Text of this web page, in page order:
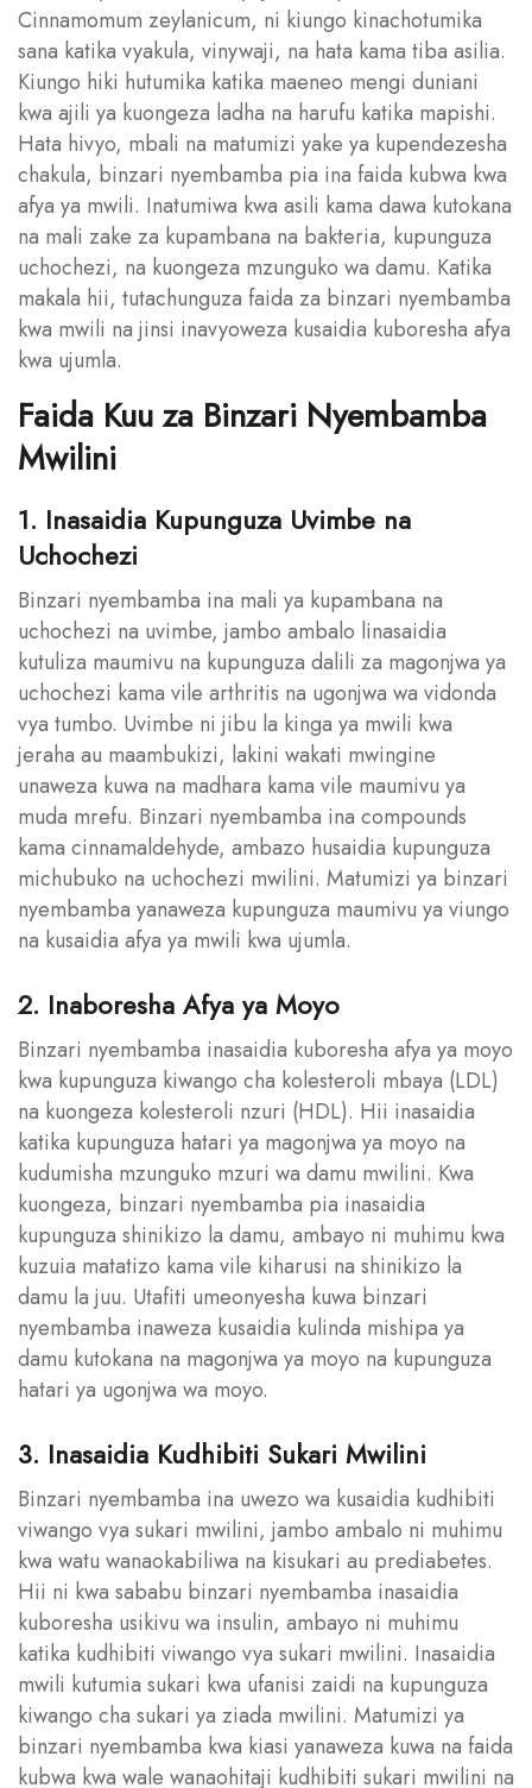
Cinnamomum zeylanicum, ni kiungo kinachotumika
sana katika vyakula, vinywaji, na hata kama tiba asilia.
Kiungo hiki hutumika katika maeneo mengi duniani
kwa ajili ya kuongeza ladha na harufu katika mapishi.
Hata hivyo, mbali na matumizi yake ya kupendezesha
chakula, binzari nyembamba pia ina faida kubwa kwa
afya ya mwili. Inatumiwa kwa asili kama dawa kutokana
na mali zake za kupambana na bakteria, kupunguza
uchochezi, na kuongeza mzunguko wa damu. Katika
makala hii, tutachunguza faida za binzari nyembamba
kwa mwili na jinsi inavyoweza kusaidia kuboresha afya
kwa ujumla.
Faida Kuu za Binzari Nyembamba
Mwilini
1. Inasaidia Kupunguza Uvimbe na
Uchochezi
Binzari nyembamba ina mali ya kupambana na
uchochezi na uvimbe, jambo ambalo linasaidia
kutuliza maumivu na kupunguza dalili za magonjwa ya
uchochezi kama vile arthritis na ugonjwa wa vidonda
vya tumbo. Uvimbe ni jibu la kinga ya mwili kwa
jeraha au maambukizi, lakini wakati mwingine
unaweza kuwa na madhara kama vile maumivu ya
muda mrefu. Binzari nyembamba ina compounds
kama cinnamaldehyde, ambazo husaidia kupunguza
michubuko na uchochezi mwilini. Matumizi ya binzari
nyembamba yanaweza kupunguza maumivu ya viungo
na kusaidia afya ya mwili kwa ujumla.
2. Inaboresha Afya ya Moyo
Binzari nyembamba inasaidia kuboresha afya ya moyo
kwa kupunguza kiwango cha kolesteroli mbaya (LDL)
na kuongeza kolesteroli nzuri (HDL). Hii inasaidia
katika kupunguza hatari ya magonjwa ya moyo na
kudumisha mzunguko mzuri wa damu mwilini. Kwa
kuongeza, binzari nyembamba pia inasaidia
kupunguza shinikizo la damu, ambayo ni muhimu kwa
kuzuia matatizo kama vile kiharusi na shinikizo la
damu la juu. Utafiti umeonyesha kuwa binzari
nyembamba inaweza kusaidia kulinda mishipa ya
damu kutokana na magonjwa ya moyo na kupunguza
hatari ya ugonjwa wa moyo.
3. Inasaidia Kudhibiti Sukari Mwilini
Binzari nyembamba ina uwezo wa kusaidia kudhibiti
viwango vya sukari mwilini, jambo ambalo ni muhimu
kwa watu wanaokabiliwa na kisukari au prediabetes.
Hii ni kwa sababu binzari nyembamba inasaidia
kuboresha usikivu wa insulin, ambayo ni muhimu
katika kudhibiti viwango vya sukari mwilini. Inasaidia
mwili kutumia sukari kwa ufanisi zaidi na kupunguza
kiwango cha sukari ya ziada mwilini. Matumizi ya
binzari nyembamba kwa kiasi yanaweza kuwa na faida
kubwa kwa wale wanaohitaji kudhibiti sukari mwilini na